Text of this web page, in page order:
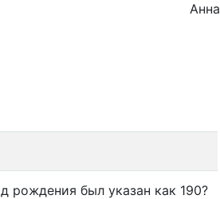
Анна
рождения был указан как 190?